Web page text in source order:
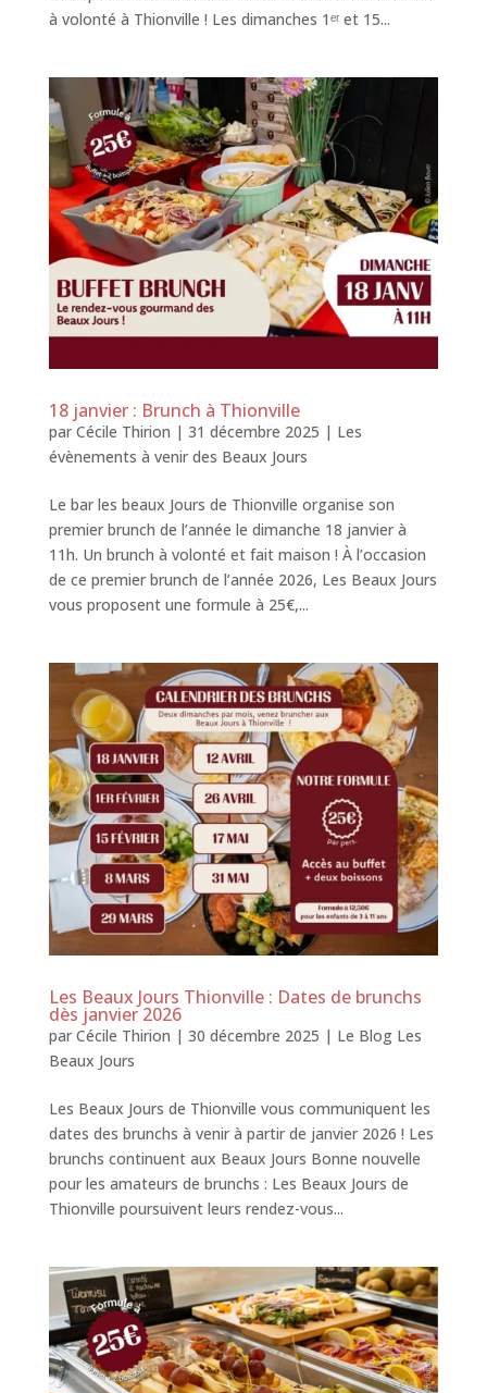
à volonté à Thionville ! Les dimanches 1ᵉʳ et 15...
18 janvier : Brunch à Thionville
par Cécile Thirion | 31 décembre 2025 | Les
évènements à venir des Beaux Jours
Le bar les beaux Jours de Thionville organise son
premier brunch de l’année le dimanche 18 janvier à
11h. Un brunch à volonté et fait maison ! À l’occasion
de ce premier brunch de l’année 2026, Les Beaux Jours
vous proposent une formule à 25€,...
Les Beaux Jours Thionville : Dates de brunchs
dès janvier 2026
par Cécile Thirion | 30 décembre 2025 | Le Blog Les
Beaux Jours
Les Beaux Jours de Thionville vous communiquent les
dates des brunchs à venir à partir de janvier 2026 ! Les
brunchs continuent aux Beaux Jours Bonne nouvelle
pour les amateurs de brunchs : Les Beaux Jours de
Thionville poursuivent leurs rendez-vous...